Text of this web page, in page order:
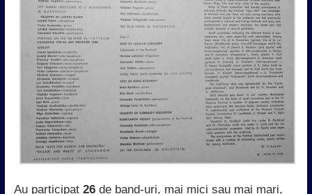
Au participat 26de band-uri, mai mici sau mai mari,